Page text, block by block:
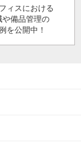
ィスにおける
や備品管理の
を公開中！